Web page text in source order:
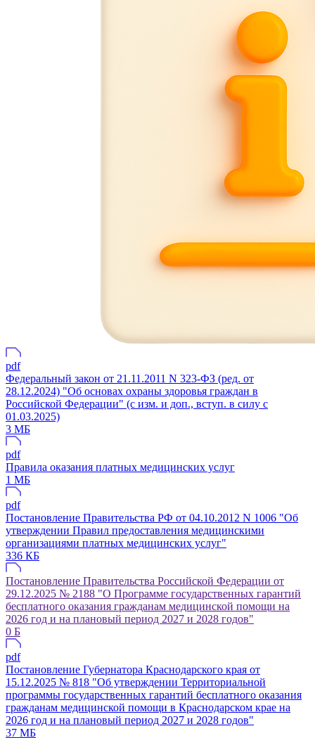
pdf
Федеральный закон от 21.11.2011 N 323-ФЗ (ред. от
28.12.2024) "Об основах охраны здоровья граждан в
Российской Федерации" (с изм. и доп., вступ. в силу с
01.03.2025)
3 МБ
pdf
Правила оказания платных медицинских услуг
1 МБ
pdf
Постановление Правительства РФ от 04.10.2012 N 1006 "Об
утверждении Правил предоставления медицинскими
организациями платных медицинских услуг"
336 КБ
Постановление Правительства Российской Федерации от
29.12.2025 № 2188 "О Программе государственных гарантий
бесплатного оказания гражданам медицинской помощи на
2026 год и на плановый период 2027 и 2028 годов"
0 Б
pdf
Постановление Губернатора Краснодарского края от
15.12.2025 № 818 "Об утверждении Территориальной
программы государственных гарантий бесплатного оказания
гражданам медицинской помощи в Краснодарском крае на
2026 год и на плановый период 2027 и 2028 годов"
37 МБ